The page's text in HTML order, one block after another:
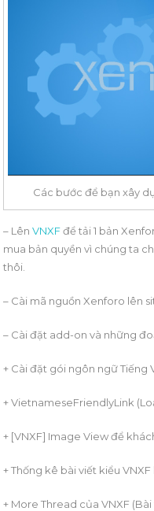
Các bước để bạn xây
– LênVNXFđể tải 1 bản
mua bản quyền vì chúng ta
thôi.
– Cài mã nguồn Xenforo lên
– Cài đặt add-on và những
+ Cài đặt gói ngôn ngữ Tiếng
+ VietnameseFriendlyLink
+ [VNXF] Image View để
+ Thống kê bài viết kiểu
+ More Thread của VNXF